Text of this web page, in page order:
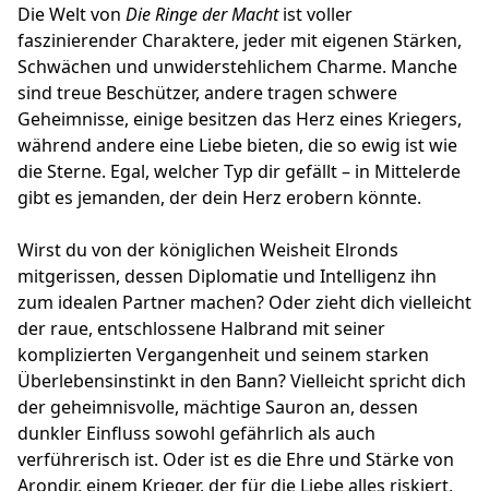
Die Welt von Die Ringe der Machtist voller
faszinierender Charaktere, jeder mit eigenen Stärken,
Schwächen und unwiderstehlichem Charme. Manche
sind treue Beschützer, andere tragen schwere
Geheimnisse, einige besitzen das Herz eines Kriegers,
während andere eine Liebe bieten, die so ewig ist wie
die Sterne. Egal, welcher Typ dir gefällt – in Mittelerde
gibt es jemanden, der dein Herz erobern könnte.
Wirst du von der königlichen Weisheit Elronds
mitgerissen, dessen Diplomatie und Intelligenz ihn
zum idealen Partner machen? Oder zieht dich vielleicht
der raue, entschlossene Halbrand mit seiner
komplizierten Vergangenheit und seinem starken
Überlebensinstinkt in den Bann? Vielleicht spricht dich
der geheimnisvolle, mächtige Sauron an, dessen
dunkler Einfluss sowohl gefährlich als auch
verführerisch ist. Oder ist es die Ehre und Stärke von
Arondir, einem Krieger, der für die Liebe alles riskiert,